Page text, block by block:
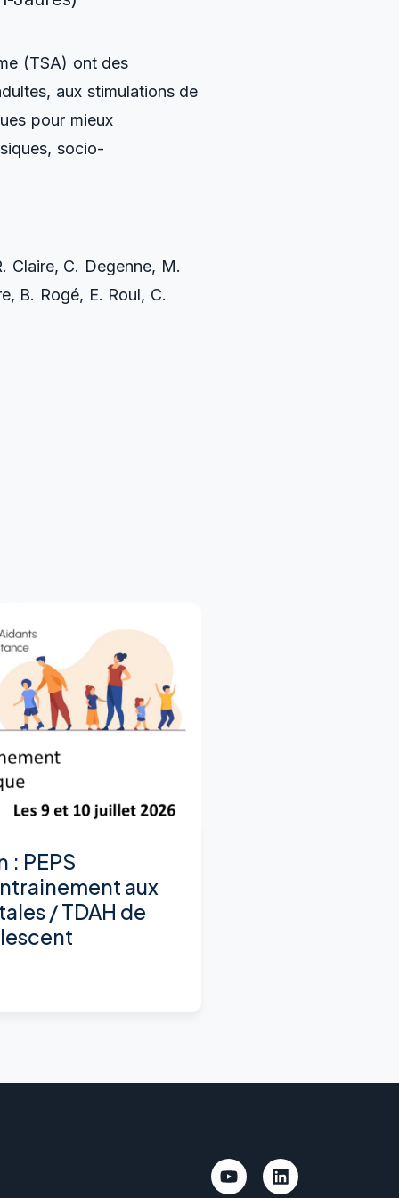
(TSA) ont des
aux stimulations de
pour mieux
socio-
Claire, C. Degenne, M.
B. Rogé, E. Roul, C.
: PEPS
aux
/ TDAH de